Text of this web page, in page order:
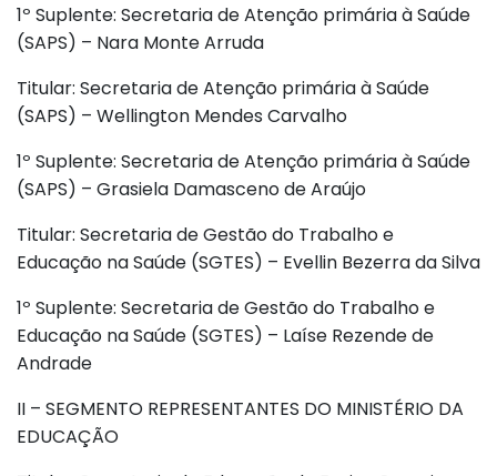
1º Suplente: Secretaria de Atenção primária à Saúde
(SAPS) – Nara Monte Arruda
Titular: Secretaria de Atenção primária à Saúde
(SAPS) – Wellington Mendes Carvalho
1º Suplente: Secretaria de Atenção primária à Saúde
(SAPS) – Grasiela Damasceno de Araújo
Titular: Secretaria de Gestão do Trabalho e
Educação na Saúde (SGTES) – Evellin Bezerra da Silva
1º Suplente: Secretaria de Gestão do Trabalho e
Educação na Saúde (SGTES) – Laíse Rezende de
Andrade
II – SEGMENTO REPRESENTANTES DO MINISTÉRIO DA
EDUCAÇÃO